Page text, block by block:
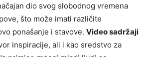
dio svog slobodnog vremena
što može imati različite
ponašanje i stavove. Video sadržaji
inspiracije, ali i kao sredstvo za